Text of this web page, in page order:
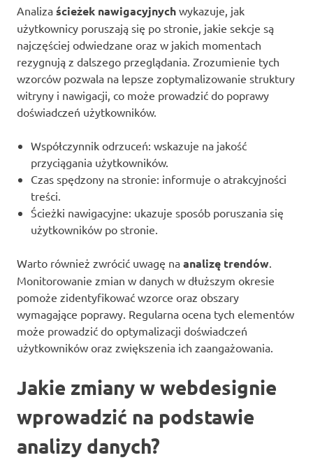
Analiza ścieżek nawigacyjnych wykazuje, jak
użytkownicy poruszają się po stronie, jakie sekcje są
najczęściej odwiedzane oraz w jakich momentach
rezygnują z dalszego przeglądania. Zrozumienie tych
wzorców pozwala na lepsze zoptymalizowanie struktury
witryny i nawigacji, co może prowadzić do poprawy
doświadczeń użytkowników.
Współczynnik odrzuceń: wskazuje na jakość
przyciągania użytkowników.
Czas spędzony na stronie: informuje o atrakcyjności
treści.
Ścieżki nawigacyjne: ukazuje sposób poruszania się
użytkowników po stronie.
Warto również zwrócić uwagę na analizę trendów.
Monitorowanie zmian w danych w dłuższym okresie
pomoże zidentyfikować wzorce oraz obszary
wymagające poprawy. Regularna ocena tych elementów
może prowadzić do optymalizacji doświadczeń
użytkowników oraz zwiększenia ich zaangażowania.
Jakie zmiany w webdesignie
wprowadzić na podstawie
analizy danych?